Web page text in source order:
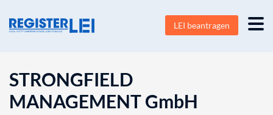
LEI beantragen
STRONGFIELD
MANAGEMENT GmbH